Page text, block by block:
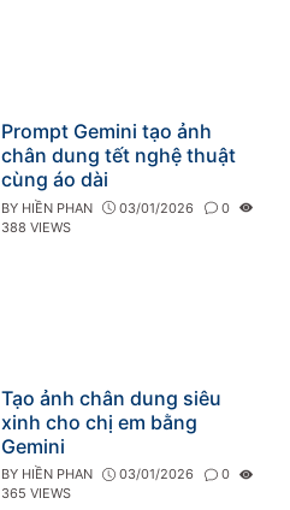
Prompt Gemini tạo ảnh
chân dung tết nghệ thuật
cùng áo dài
BY HIỀN PHAN 03/01/2026
0
388 VIEWS
Tạo ảnh chân dung siêu
xinh cho chị em bằng
Gemini
BY HIỀN PHAN 03/01/2026
0
365 VIEWS